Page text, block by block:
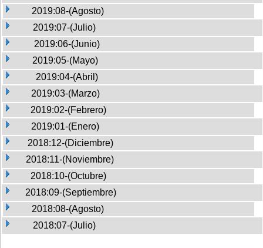
2019:08-(Agosto)
2019:07-(Julio)
2019:06-(Junio)
2019:05-(Mayo)
2019:04-(Abril)
2019:03-(Marzo)
2019:02-(Febrero)
2019:01-(Enero)
2018:12-(Diciembre)
2018:11-(Noviembre)
2018:10-(Octubre)
2018:09-(Septiembre)
2018:08-(Agosto)
2018:07-(Julio)